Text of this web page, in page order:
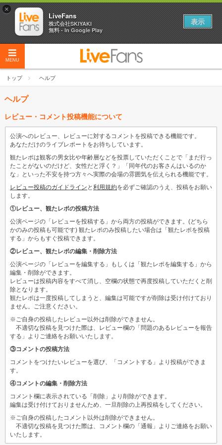
MENU
トップ ヘルプ
ヘルプ
レビュー・コメント投稿機能について
公演へのレビュー、レビューに対するコメントを投稿できる機能です。
あなただけのライブレポートをお待ちしています。
観たレポは観客の男女比や年齢層などを投票していただくことで「まだ行っ
たことがないのだけど、女性だと浮く？」「同年代のお客さんはいるのか
な」といった不安を持つ方々へ実際の会場の雰囲気を伝えられる機能です。
レビュー投稿のガイドライン と 利用規約を必ずご確認のうえ、投稿をお願い
します。
①レビュー、観たレポの投稿方法
公演ページの「レビューを投稿する」から両方の投稿ができます。(どちら
かのみの投稿も可能です) 観たレポのみ投稿したい場合は「観たレポを投稿
する」からもすぐ投稿できます。
②レビュー、観たレポの編集・削除方法
公演ページの「レビューを編集する」もしくは「観たレポを編集する」から
編集・削除ができます。
レビューは投稿内容をすべて消し、空欄の状態で再度投稿していただくと削
除となります。
観たレポは一度投稿してしまうと、編集は可能ですが削除は受け付けており
ません。ご注意ください。
※ご自身の投稿したレビュー以外は削除ができません。
不適切な投稿を見つけた際は、レビュー欄の「問題のあるレビューを報告
する」よりご連絡をお願いいたします。
③コメントの投稿方法
コメントをつけたいレビューを選び、「コメントする」より投稿ができま
す。
④コメントの編集・削除方法
コメント欄に表示されている「削除」より削除ができます。
編集は受け付けておりませんため、一旦削除の上再投稿をしてください。
※ご自身の投稿したコメント以外は削除ができません。
不適切な投稿を見つけた際は、コメント欄の「通報」よりご連絡をお願い
いたします。
×
LiveFans
株式会社SKIYAKI
無料 - In Google Play
表示